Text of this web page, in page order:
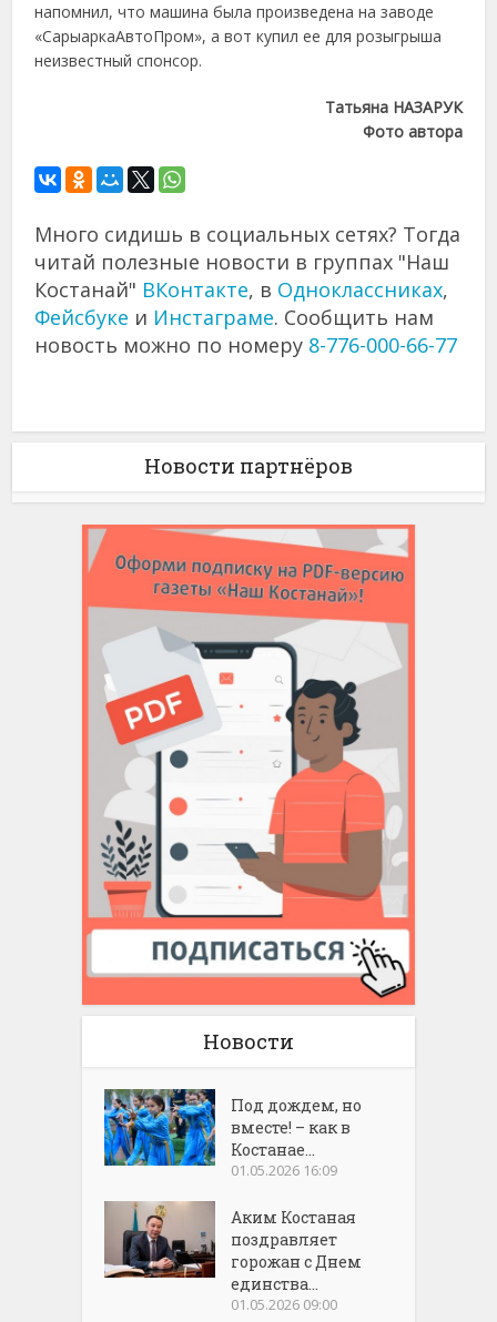
напомнил, что машина была произведена на заводе
«СарыаркаАвтоПром», а вот купил ее для розыгрыша
неизвестный спонсор.
Татьяна НАЗАРУК
Фото автора
Много сидишь в социальных сетях? Тогда
читай полезные новости в группах "Наш
Костанай" ВКонтакте, в Одноклассниках,
Фейсбуке и Инстаграме. Сообщить нам
новость можно по номеру 8-776-000-66-77
Новости партнёров
Новости
Под дождем, но
вместе! – как в
Костанае...
01.05.2026 16:09
Аким Костаная
поздравляет
горожан с Днем
единства...
01.05.2026 09:00